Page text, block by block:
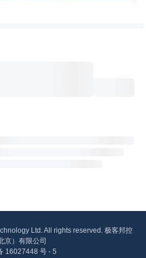
Ltd. All rights reserved. 极客邦控
京）有限公司
16027448 号 - 5